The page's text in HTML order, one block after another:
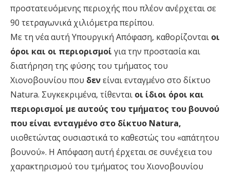
προστατευόμενης περιοχής που πλέον ανέρχεται σε
90 τετραγωνικά χιλιόμετρα περίπου.
Με τη νέα αυτή Υπουργική Απόφαση, καθορίζονται οι
όροι και οι περιορισμοί για την προστασία και
διατήρηση της φύσης του τμήματος του
Χιονοβουνίου που δενείναι ενταγμένο στο δίκτυο
Natura. Συγκεκριμένα, τίθενται οι ίδιοι όροι και
περιορισμοί με αυτούς του τμήματος του βουνού
που είναι ενταγμένο στο δίκτυο Natura,
υιοθετώντας ουσιαστικά το καθεστώς του «απάτητου
βουνού». Η Απόφαση αυτή έρχεται σε συνέχεια του
χαρακτηρισμού του τμήματος του Χιονοβουνίου